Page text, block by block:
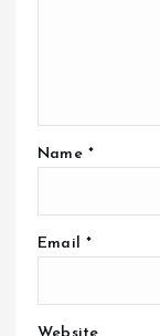
Name *
Email *